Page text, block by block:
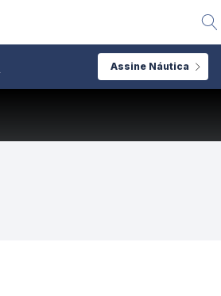
Assine Náutica